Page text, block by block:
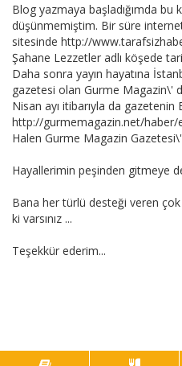
Blog yazmaya başladığımda
düşünmemiştim. Bir süre
sitesinde http://
Şahane Lezzetler adlı köşede
Daha sonra yayın hayatına
gazetesi olan Gurme Magazin\'
Nisan ayı itibarıyla da
http://gurmemagazin.net/haber/
Halen Gurme Magazin
Hayallerimin peşinden gitmeye
Bana her türlü desteği veren
ki varsınız ...
Teşekkür ederim...